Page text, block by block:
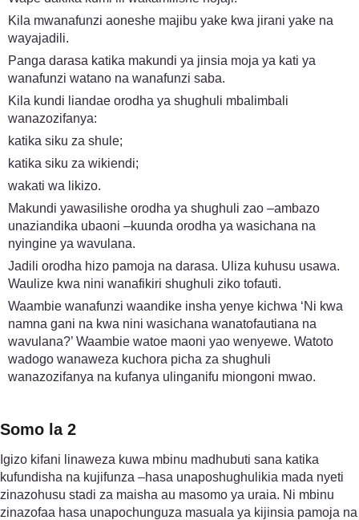
Kila mwanafunzi aoneshe majibu yake kwa jirani yake na
wayajadili.
Panga darasa katika makundi ya jinsia moja ya kati ya
wanafunzi watano na wanafunzi saba.
Kila kundi liandae orodha ya shughuli mbalimbali
wanazozifanya:
katika siku za shule;
katika siku za wikiendi;
wakati wa likizo.
Makundi yawasilishe orodha ya shughuli zao –ambazo
unaziandika ubaoni –kuunda orodha ya wasichana na
nyingine ya wavulana.
Jadili orodha hizo pamoja na darasa. Uliza kuhusu usawa.
Waulize kwa nini wanafikiri shughuli ziko tofauti.
Waambie wanafunzi waandike insha yenye kichwa ‘Ni kwa
namna gani na kwa nini wasichana wanatofautiana na
wavulana?’ Waambie watoe maoni yao wenyewe. Watoto
wadogo wanaweza kuchora picha za shughuli
wanazozifanya na kufanya ulinganifu miongoni mwao.
Somo la 2
Igizo kifani linaweza kuwa mbinu madhubuti sana katika
kufundisha na kujifunza –hasa unaposhughulikia mada nyeti
zinazohusu stadi za maisha au masomo ya uraia. Ni mbinu
zinazofaa hasa unapochunguza masuala ya kijinsia pamoja na